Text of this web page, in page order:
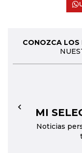
CONOZCA LOS
MI
Noticias
←